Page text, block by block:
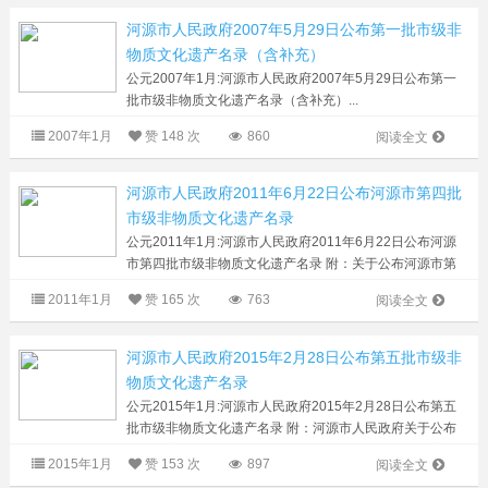
河源市人民政府2007年5月29日公布第一批市级非
物质文化遗产名录（含补充）
公元2007年1月:河源市人民政府2007年5月29日公布第一
批市级非物质文化遗产名录（含补充）...
阅读全文
2007年1月 赞 148 次 860
河源市人民政府2011年6月22日公布河源市第四批
市级非物质文化遗产名录
公元2011年1月:河源市人民政府2011年6月22日公布河源
市第四批市级非物质文化遗产名录 附：关于公布河源市第
直属各单位： 根据《中华人...
阅读全文
2011年1月 赞 165 次 763
河源市人民政府2015年2月28日公布第五批市级非
物质文化遗产名录
公元2015年1月:河源市人民政府2015年2月28日公布第五
批市级非物质文化遗产名录 附：河源市人民政府关于公布
江东新区管委会，市府直属各单...
阅读全文
2015年1月 赞 153 次 897